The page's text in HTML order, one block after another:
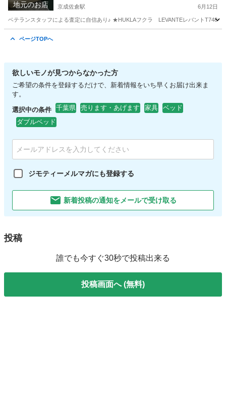
地元のお店 京成佐倉駅 6月12日
ベテランスタッフによる査定に自信あり♪ ★HUKLAフクラ LEVANTEレバントT748
ページTOPへ
欲しいモノが見つからなかった方
ご希望の条件を登録するだけで、新着情報をいち早くお届け出来ま
す。
選択中の条件 千葉県 売ります・あげます 家具
ベッド
ダブルベッド
ジモティーメルマガにも登録する
新着投稿の通知をメールで受け取る
投稿
誰でも今すぐ30秒で投稿出来る
投稿画面へ (無料)